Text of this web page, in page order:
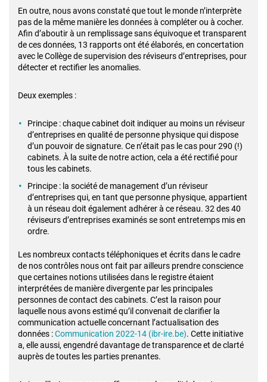
En outre, nous avons constaté que tout le monde n’interprète
pas de la même manière les données à compléter ou à cocher.
Afin d’aboutir à un remplissage sans équivoque et transparent
de ces données, 13 rapports ont été élaborés, en concertation
avec le Collège de supervision des réviseurs d’entreprises, pour
détecter et rectifier les anomalies.
Deux exemples :
Principe : chaque cabinet doit indiquer au moins un réviseur
d’entreprises en qualité de personne physique qui dispose
d’un pouvoir de signature. Ce n’était pas le cas pour 290 (!)
cabinets. À la suite de notre action, cela a été rectifié pour
tous les cabinets.
Principe : la société de management d’un réviseur
d’entreprises qui, en tant que personne physique, appartient
à un réseau doit également adhérer à ce réseau. 32 des 40
réviseurs d’entreprises examinés se sont entretemps mis en
ordre.
Les nombreux contacts téléphoniques et écrits dans le cadre
de nos contrôles nous ont fait par ailleurs prendre conscience
que certaines notions utilisées dans le registre étaient
interprétées de manière divergente par les principales
personnes de contact des cabinets. C’est la raison pour
laquelle nous avons estimé qu’il convenait de clarifier la
communication actuelle concernant l’actualisation des
données :Communication 2022-14 (ibr-ire.be). Cette initiative
a, elle aussi, engendré davantage de transparence et de clarté
auprès de toutes les parties prenantes.